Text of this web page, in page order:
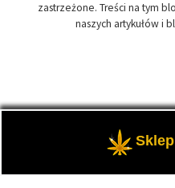
zastrzeżone. Treści na tym
naszych artykułów i
CBDLeczy.com –
marihuana i olej